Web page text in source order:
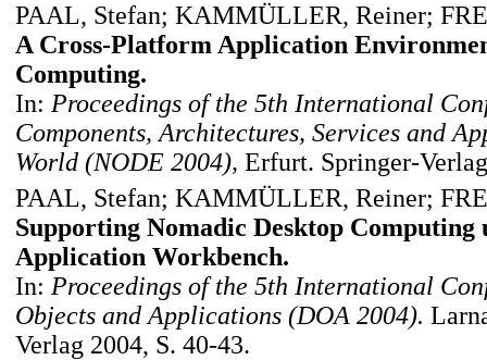
PAAL, Stefan; KAMMÜLLER, Reiner;
A Cross-Platform Application
Computing.
In: Proceedings of the 5th International
Components, Architectures, Services and
World (NODE 2004), Erfurt. Springer-
PAAL, Stefan; KAMMÜLLER, Reiner;
Supporting Nomadic Desktop Computing
Application Workbench.
In: Proceedings of the 5th International
Objects and Applications (DOA 2004).
Verlag 2004, S. 40-43.